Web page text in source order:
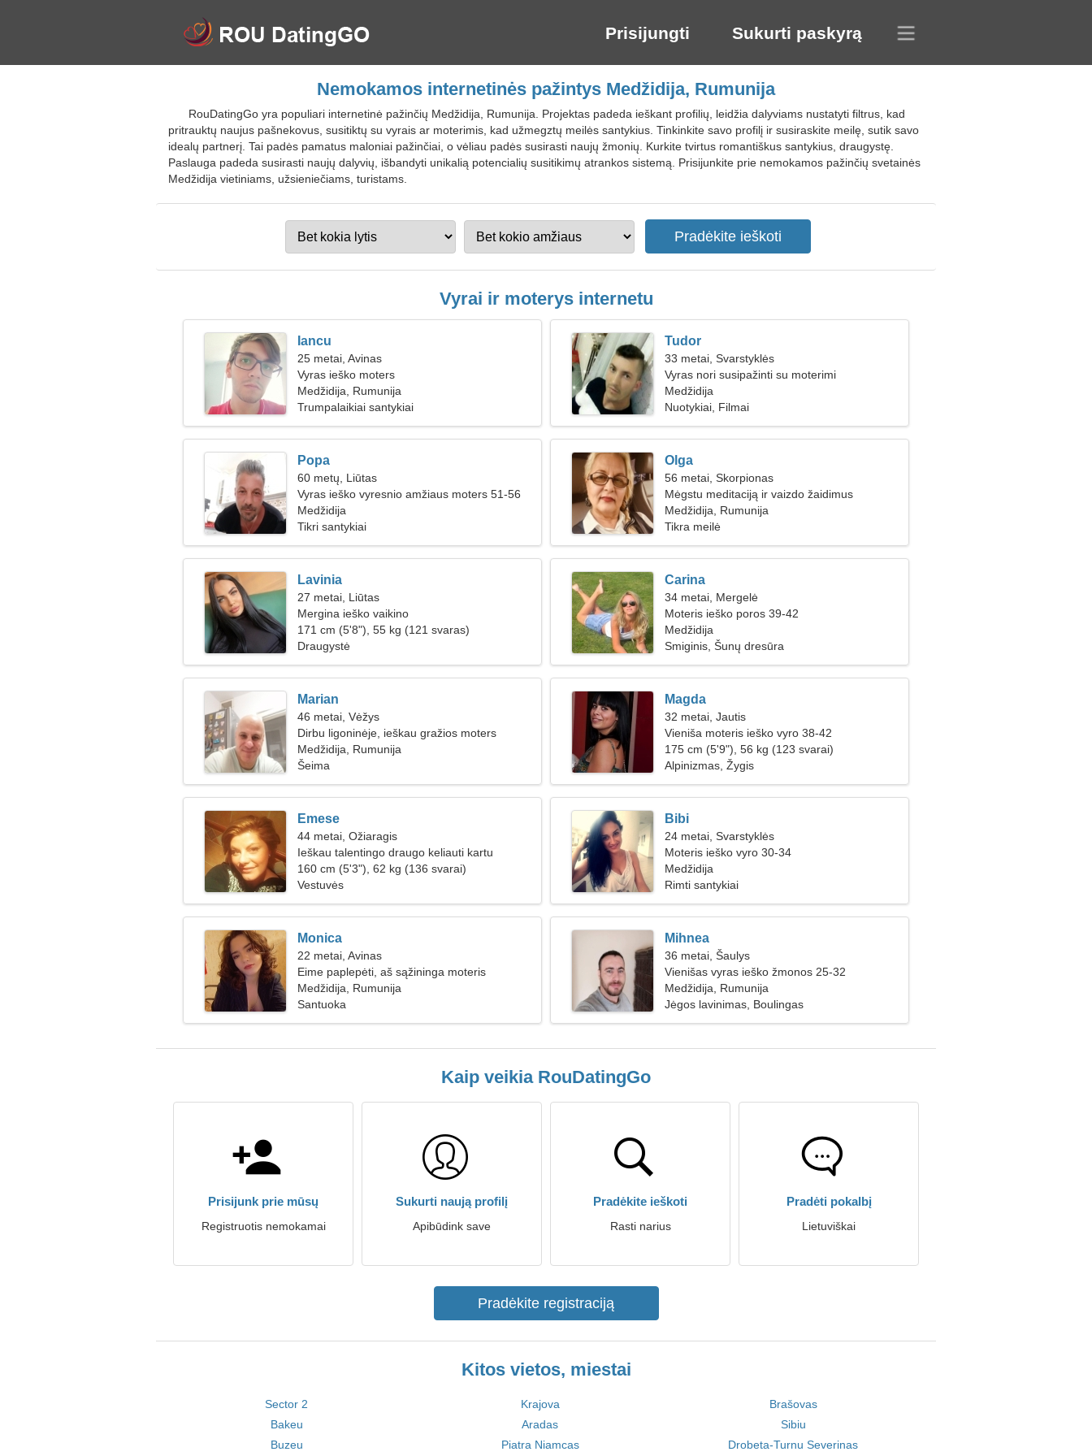
Prisijungti Sukurti paskyrą
Nemokamos internetinės pažintys Medžidija, Rumunija
RouDatingGo yra populiari internetinė pažinčių Medžidija, Rumunija. Projektas padeda ieškant profilių, leidžia dalyviams nustatyti filtrus, kad
pritrauktų naujus pašnekovus, susitiktų su vyrais ar moterimis, kad užmegztų meilės santykius. Tinkinkite savo profilį ir susiraskite meilę, sutik savo
idealų partnerį. Tai padės pamatus maloniai pažinčiai, o vėliau padės susirasti naujų žmonių. Kurkite tvirtus romantiškus santykius, draugystę.
Paslauga padeda susirasti naujų dalyvių, išbandyti unikalią potencialių susitikimų atrankos sistemą. Prisijunkite prie nemokamos pažinčių svetainės
Medžidija vietiniams, užsieniečiams, turistams.
Vyrai ir moterys internetu
Iancu
25 metai, Avinas
Vyras ieško moters
Medžidija, Rumunija
Trumpalaikiai santykiai
Tudor
33 metai, Svarstyklės
Vyras nori susipažinti su moterimi
Medžidija
Nuotykiai, Filmai
Popa
60 metų, Liūtas
Vyras ieško vyresnio amžiaus moters 51-56
Medžidija
Tikri santykiai
Olga
56 metai, Skorpionas
Mėgstu meditaciją ir vaizdo žaidimus
Medžidija, Rumunija
Tikra meilė
Lavinia
27 metai, Liūtas
Mergina ieško vaikino
171 cm (5'8"), 55 kg (121 svaras)
Draugystė
Carina
34 metai, Mergelė
Moteris ieško poros 39-42
Medžidija
Smiginis, Šunų dresūra
Marian
46 metai, Vėžys
Dirbu ligoninėje, ieškau gražios moters
Medžidija, Rumunija
Šeima
Magda
32 metai, Jautis
Vieniša moteris ieško vyro 38-42
175 cm (5'9"), 56 kg (123 svarai)
Alpinizmas, Žygis
Emese
44 metai, Ožiaragis
Ieškau talentingo draugo keliauti kartu
160 cm (5'3"), 62 kg (136 svarai)
Vestuvės
Bibi
24 metai, Svarstyklės
Moteris ieško vyro 30-34
Medžidija
Rimti santykiai
Monica
22 metai, Avinas
Eime paplepėti, aš sąžininga moteris
Medžidija, Rumunija
Santuoka
Mihnea
36 metai, Šaulys
Vienišas vyras ieško žmonos 25-32
Medžidija, Rumunija
Jėgos lavinimas, Boulingas
Kaip veikia RouDatingGo
Prisijunk prie mūsų
Registruotis nemokamai
Sukurti naują profilį
Apibūdink save
Pradėkite ieškoti
Rasti narius
Pradėti pokalbį
Lietuviškai
Pradėkite registraciją
Kitos vietos, miestai
Sector 2 Krajova
Brašovas
Bakeu
Aradas
Sibiu
Buzeu
Piatra Niamcas Drobeta-Turnu Severinas